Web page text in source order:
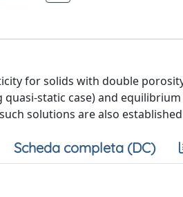
for solids with double
static case) and
solutions are also
Scheda completa (DC)